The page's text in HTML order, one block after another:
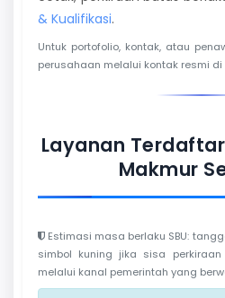
& Kualifikasi.
Untuk portofolio, kontak, atau
perusahaan melalui kontak resmi di
Layanan
Makmur
Estimasi masa berlaku SBU:
simbol kuning jika sisa
melalui kanal pemerintah yang